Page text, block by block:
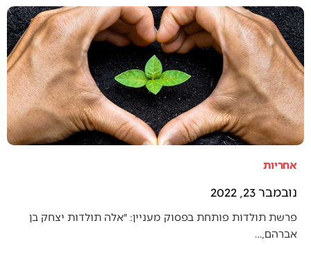
אחריות
נובמבר 23, 2022
פרשת תולדות פותחת בפסוק מעניין: ״אלה תולדות יצחק בן
אברהם,…